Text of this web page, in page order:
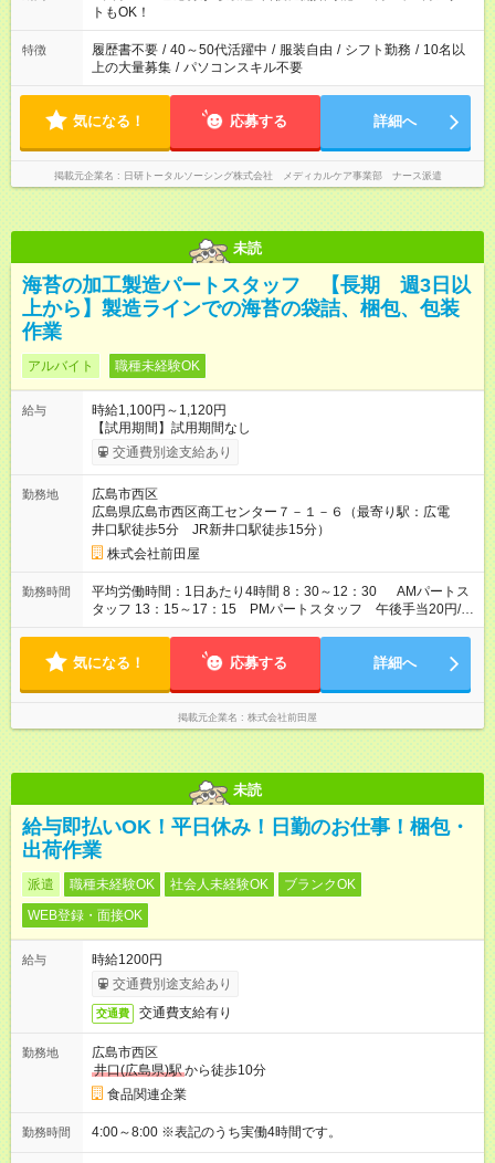
ーク希望の方へ 今ご覧のお仕事で希望する勤務時間と、もう1つ
のお仕事の勤務時間。 合計で週40時間を超える場合は応募でき
ません
トもOK！
特徴 履歴書不要 / 40～50代活躍中 / 服装自由 / シフト勤務 / 10名以
上の大量募集 / パソコンスキル不要
気になる！ 応募する 詳細へ
掲載元企業名 日研トータルソーシング株式会社 メディカルケア事業部 ナース派遣
未読
海苔の加工製造パートスタッフ 【長期 週3日以
上から】製造ラインでの海苔の袋詰、梱包、包装
作業
アルバイト 職種未経験OK
給与
時給1,100円～1,120円
【試用期間】試用期間なし
交通費別途支給あり
勤務地
広島市西区
広島県広島市西区商工センター７－１－６（最寄り駅：広電
井口駅徒歩5分 JR新井口駅徒歩15分）
株式会社前田屋
勤務時間
平均労働時間：1日あたり4時間 8：30～12：30 AMパートス
タッフ 13：15～17：15 PMパートスタッフ 午後手当20円/H
加算あり 勤務期間は相談可。有給有り、昇給あります。 ※週3日
考慮します。） ※１００人以下の会社です、週３０時間以下な
30～12：30 AMパートスタッフ 13：15～17：15 PMパート
スタッフ 午後手当20円/H加算あり 勤務期間は相談可。有給有
り、昇給あります。 ※週3日以上から（曜日・日数は気軽にご相
気になる！ 応募する 詳細へ
掲載元企業名 株式会社前田屋
未読
給与即払いOK！平日休み！日勤のお仕事！梱包・
出荷作業
派遣 職種未経験OK 社会人未経験OK
ブランクOK
WEB登録・面接OK
給与
時給1200円
交通費別途支給あり
交通費 交通費支給有り
勤務地
広島市西区
井口(広島県)駅から徒歩10分
食品関連企業
勤務時間 4:00～8:00 ※表記のうち実働4時間です。